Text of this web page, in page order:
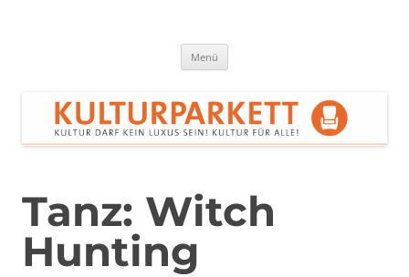
Menü
Tanz: Witch
Hunting